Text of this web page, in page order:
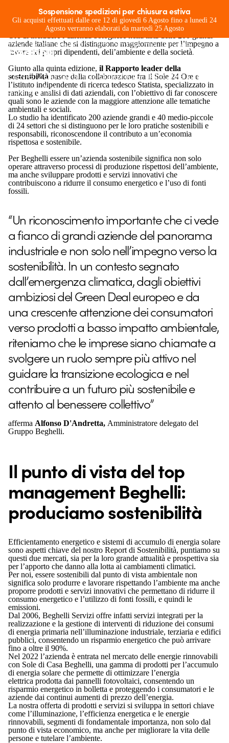
Sospensione spedizioni per chiusura estiva
Gli acquisti effettuati dalle ore 12 di giovedì 6 Agosto fino a lunedì 24
Agosto verranno elaborati da martedì 25 Agosto
Leader della sostenibilità
È arrivato anche quest’anno il
riconoscimento da parte de Il Sole 24
Ore di includere l’azienda nella lista
delle 200 grandi aziende italiane più
sostenibili.
Beghelli si confermaLeader della sostenibilità per il 2025. È
arrivato anche quest’anno il riconoscimento da parte de Il Sole 24
aziende italiane che si distinguono maggiormente per l’impegno a
favore dei propri dipendenti, dell’ambiente e della società.
Giunto alla quinta edizione, il Rapporto leader della
sostenibilità nasce dalla collaborazione fra Il Sole 24 Ore e
l’istituto indipendente di ricerca tedesco Statista, specializzato in
ranking e analisi di dati aziendali, con l’obiettivo di far conoscere
quali sono le aziende con la maggiore attenzione alle tematiche
ambientali e sociali.
Lo studio ha identificato 200 aziende grandi e 40 medio-piccole
di 24 settori che si distinguono per le loro pratiche sostenibili e
responsabili, riconoscendone il contributo a un’economia
rispettosa e sostenibile.
Per Beghelli essere un’azienda sostenibile significa non solo
operare attraverso processi di produzione rispettosi dell’ambiente,
ma anche sviluppare prodotti e servizi innovativi che
contribuiscono a ridurre il consumo energetico e l’uso di fonti
fossili.
“Un riconoscimento importante che ci vede
a fianco di grandi aziende del panorama
industriale e non solo nell’impegno verso la
sostenibilità. In un contesto segnato
dall’emergenza climatica, dagli obiettivi
ambiziosi del Green Deal europeo e da
una crescente attenzione dei consumatori
verso prodotti a basso impatto ambientale,
riteniamo che le imprese siano chiamate a
svolgere un ruolo sempre più attivo nel
guidare la transizione ecologica e nel
contribuire a un futuro più sostenibile e
attento al benessere collettivo”
afferma Alfonso D'Andretta, Amministratore delegato del
Gruppo Beghelli.
Il punto di vista del top
management Beghelli:
produciamo sostenibilità
Efficientamento energetico e sistemi di accumulo di energia solare
sono aspetti chiave del nostro Report di Sostenibilità, puntiamo su
questi due mercati, sia per la loro grande attualità e prospettiva sia
per l’apporto che danno alla lotta ai cambiamenti climatici.
Per noi, essere sostenibili dal punto di vista ambientale non
significa solo produrre e lavorare rispettando l’ambiente ma anche
proporre prodotti e servizi innovativi che permettano di ridurre il
consumo energetico e l’utilizzo di fonti fossili, e quindi le
emissioni.
Dal 2006, Beghelli Servizi offre infatti servizi integrati per la
realizzazione e la gestione di interventi di riduzione dei consumi
di energia primaria nell’illuminazione industriale, terziaria e edifici
pubblici, consentendo un risparmio energetico che può arrivare
fino a oltre il 90%.
Nel 2022 l’azienda è entrata nel mercato delle energie rinnovabili
con Sole di Casa Beghelli, una gamma di prodotti per l’accumulo
di energia solare che permette di ottimizzare l’energia
elettrica prodotta dai pannelli fotovoltaici, consentendo un
risparmio energetico in bolletta e proteggendo i consumatori e le
aziende dai continui aumenti di prezzo dell’energia.
La nostra offerta di prodotti e servizi si sviluppa in settori chiave
come l’illuminazione, l’efficienza energetica e le energie
rinnovabili, segmenti di fondamentale importanza, non solo dal
punto di vista economico, ma anche per migliorare la vita delle
persone e tutelare l’ambiente.